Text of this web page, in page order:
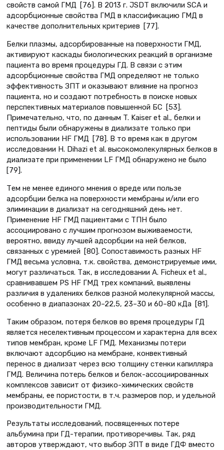
свойств самой ГМД [76]. В 2013 г. JSDT включили SCА и
адсорбционные свойства ГМД в классификацию ГМД в
качестве дополнительных критериев [77].
Белки плазмы, адсорбированные на поверхности ГМД,
активируют каскады биологических реакций в организме
пациента во время процедуры ГД. В связи с этим
адсорбционные свойства ГМД определяют не только
эффективность ЗПТ и оказывают влияние на прогноз
пациента, но и создают потребность в поиске новых
перспективных материалов повышенной БС [53].
Примечательно, что, по данным T. Kaiser et al., белки и
пептиды были обнаружены в диализате только при
использовании HF ГМД [78]. В то время как в другом
исследовании H. Dihazi et al. высокомолекулярных белков в
диализате при применении LF ГМД обнаружено не было
[79].
Тем не менее единого мнения о вреде или пользе
адсорбции белка на поверхности мембраны и/или его
элиминации в диализат на сегодняшний день нет.
Применение HF ГМД пациентами с ТПН было
ассоциировано с лучшим прогнозом выживаемости,
вероятно, ввиду лучшей адсорбции на ней белков,
связанных с уремией [80]. Сопоставимость разных HF
ГМД весьма условна, т.к. свойства, демонстрируемые ими,
могут различаться. Так, в исследовании A. Ficheux et al.,
сравнивавшем PS HF ГМД трех компаний, выявлены
различия в удалениях белков разной молекулярной массы,
особенно в диапазонах 20–22,5, 23–30 и 60–80 кДа [81].
Таким образом, потеря белков во время процедуры ГД
является неселективным процессом и характерна для всех
типов мембран, кроме LF ГМД. Механизмы потери
включают адсорбцию на мембране, конвективный
перенос в диализат через всю толщину стенки капилляра
ГМД. Величина потерь белков и белок-ассоциированных
комплексов зависит от физико-химических свойств
мембраны, ее пористости, в т.ч. размеров пор, и удельной
производительности ГМД.
Результаты исследований, посвященных потере
альбумина при ГД-терапии, противоречивы. Так, ряд
авторов утверждают, что выбор ЗПТ в виде ГДФ вместо